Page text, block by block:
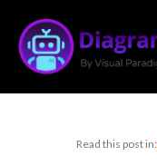
Read this post in: